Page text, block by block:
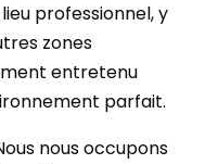
professionnel, y
zones
entretenu
parfait.
nous occupons